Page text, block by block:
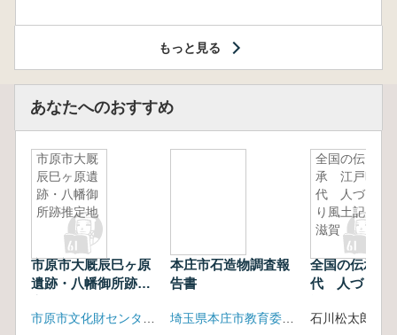
もっと見る
あなたへのおすすめ
市原市大厩
辰巳ヶ原遺
跡・八幡御
所跡推定地
市原市大厩辰巳ヶ原
遺跡・八幡御所跡推
本庄市石造物調査報
告書
全国の伝
承 江戸時
代 人づく
り風土記
滋賀
全国の伝承
代 人づくり
石川松太郎 [ほ